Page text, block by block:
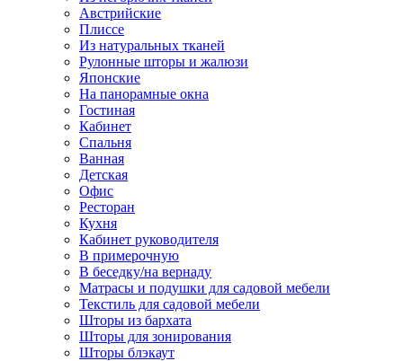
Австрийские
Плиссе
Из натуральных тканей
Рулонные шторы и жалюзи
Японские
На панорамные окна
Гостиная
Кабинет
Спальня
Ванная
Детская
Офис
Ресторан
Кухня
Кабинет руководителя
В примерочную
В беседку/на вернаду
Матрасы и подушки для садовой мебели
Текстиль для садовой мебели
Шторы из бархата
Шторы для зонирования
Шторы блэкаут